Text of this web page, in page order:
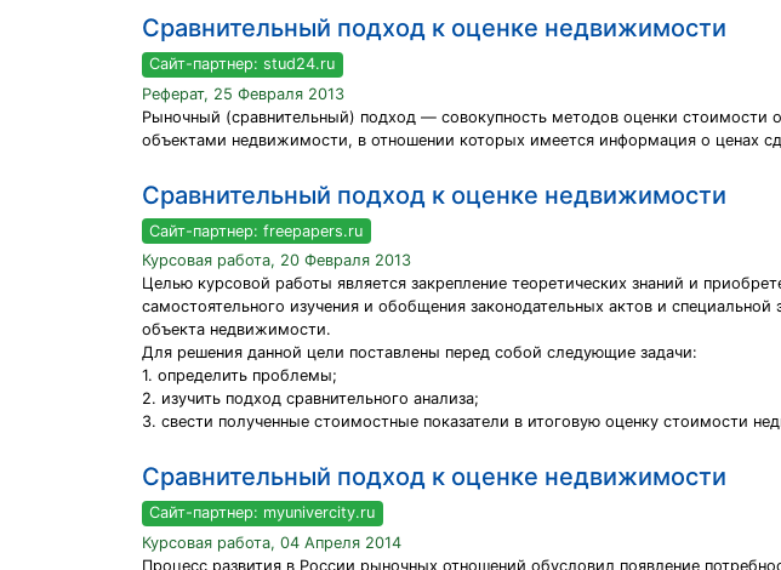
Сравнительный подход к оценке недвижимости
Сайт-партнер: stud24.ru
Реферат, 25 Февраля 2013
Рыночный (сравнительный) подход — совокупность методов оценки стоимости
объектами недвижимости, в отношении которых имеется информация о ценах
Сравнительный подход к оценке недвижимости
Сайт-партнер: freepapers.ru
Курсовая работа, 20 Февраля 2013
Целью курсовой работы является закрепление теоретических знаний и
самостоятельного изучения и обобщения законодательных актов и
объекта недвижимости.
Для решения данной цели поставлены перед собой следующие задачи:
1. определить проблемы;
2. изучить подход сравнительного анализа;
3. свести полученные стоимостные показатели в итоговую оценку стоимости
Сравнительный подход к оценке недвижимости
Сайт-партнер: myunivercity.ru
Курсовая работа, 04 Апреля 2014
Процесс развития в России рыночных отношений обусловил появление